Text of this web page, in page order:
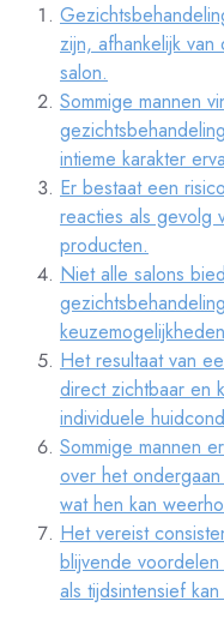
zijn, afhankelijk
salon.
Sommige mannen
intieme karakter
Er bestaat een
reacties als gevolg
producten.
Niet alle salons
Het resultaat van
direct zichtbaar en
individuele
Sommige mannen
over het
wat hen kan
Het vereist
blijvende
als tijdsintensief